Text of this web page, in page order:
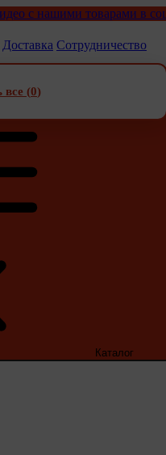
товарами в
Доставка Сотрудничество
Каталог
все (0)